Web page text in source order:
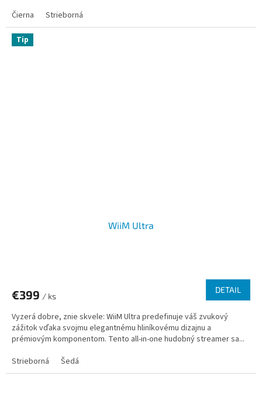
Čierna
Strieborná
Tip
WiiM Ultra
€399 / ks
DETAIL
Vyzerá dobre, znie skvele: WiiM Ultra predefinuje váš zvukový
zážitok vďaka svojmu elegantnému hliníkovému dizajnu a
prémiovým komponentom. Tento all-in-one hudobný streamer sa...
Strieborná
Šedá